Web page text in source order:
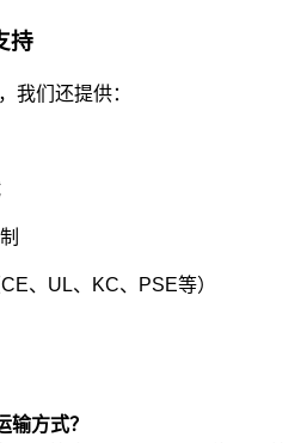
持
我们还提供：
、UL、KC、PSE等）
输方式？